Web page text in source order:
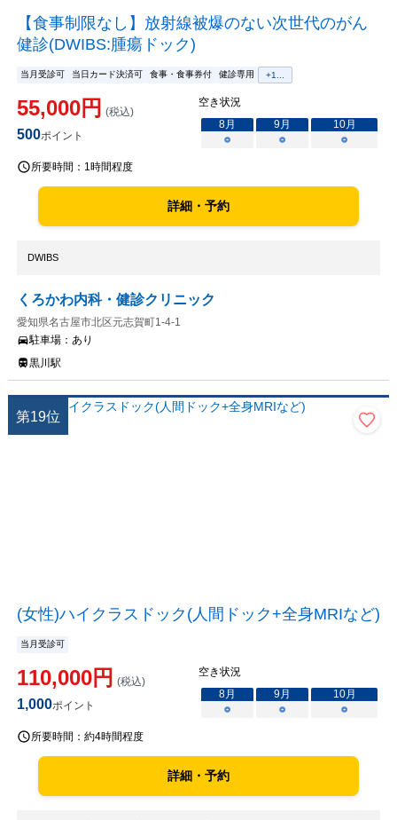
【食事制限なし】放射線被爆のない次世代のがん
健診(DWIBS:腫瘍ドック)
当月受診可 当日カード決済可 食事・食事券付 健診専用 +1...
55,000円 (税込)
500ポイント
空き状況
8月 9月 10月
○
○ ○
所要時間： 1時間程度
詳細・予約
DWIBS
くろかわ内科・健診クリニック
愛知県名古屋市北区元志賀町1-4-1
駐車場： あり
黒川駅
第19位
(女性)ハイクラスドック(人間ドック+全身MRIなど)
当月受診可
110,000円 (税込)
1,000ポイント
空き状況
8月 9月 10月
○
○ ○
所要時間： 約4時間程度
詳細・予約